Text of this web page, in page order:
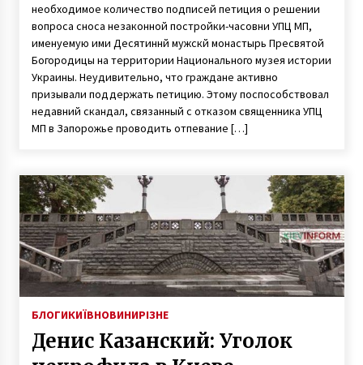
необходимое количество подписей петиция о решении
вопроса сноса незаконной постройки-часовни УПЦ МП,
именуемую ими Десятиннй мужскй монастырь Пресвятой
Богородицы на территории Национального музея истории
Украины. Неудивительно, что граждане активно
призывали поддержать петицию. Этому поспособствовал
недавний скандал, связанный с отказом священника УПЦ
МП в Запорожье проводить отпевание […]
БЛОГИКИЇВНОВИНИРІЗНЕ
Денис Казанский: Уголок